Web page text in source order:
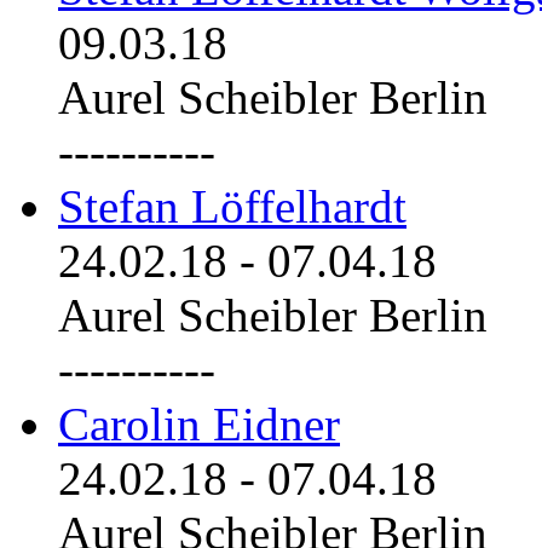
09.03.18
Aurel Scheibler Berlin
----------
Stefan Löffelhardt
24.02.18 - 07.04.18
Aurel Scheibler Berlin
----------
Carolin Eidner
24.02.18 - 07.04.18
Aurel Scheibler Berlin